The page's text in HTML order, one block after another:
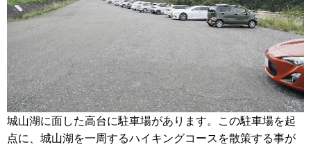
城山湖に面した高台に駐車場があります。この駐車場を起
点に、城山湖を一周するハイキングコースを散策する事が